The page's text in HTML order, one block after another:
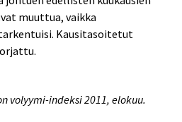
muuttua, vaikka
Kausitasoitetut
volyymi-indeksi 2011, elokuu.